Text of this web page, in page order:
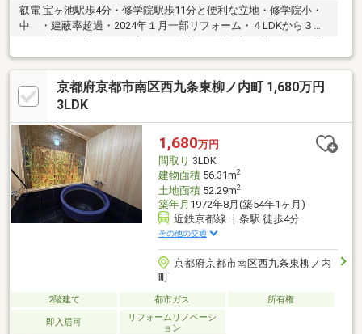
叡電 宝ヶ池駅歩4分・修学院駅歩11分と便利な立地・修学院小・
中 ・建蔽率超過・2024年１月一部リフォーム・４LDKから３
窓（ペアガラス仕様）施工・１階フロアカーペット・クローゼッ
ト新設 ・ガスコンロ交換 ・一部建具交換 ・２階クローゼッ
ト新設空家ですのでいつでもご見学可能です。
京都府京都市南区西九条東柳ノ内町 1,680万円
3LDK
1,680万円
間取り 3LDK
建物面積56.31m2
土地面積52.29m2
築年月 1972年8月(築54年1ヶ月)
近鉄京都線 十条駅 徒歩4分
その他の交通
京都府京都市南区西九条東柳ノ内
町
2階建て 都市ガス 所有権
即入居可
リフォームリノベーシ
ョン